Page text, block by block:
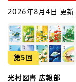
2026年8月4日 更新
第5回
光村図書 広報部